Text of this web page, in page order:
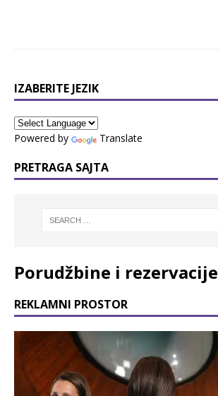
IZABERITE JEZIK
Powered by Translate
PRETRAGA SAJTA
Porudžbine i rezervacije
REKLAMNI PROSTOR